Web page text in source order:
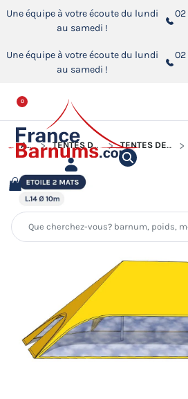
Une équipe à votre écoute du lundi
au samedi !
02
Une équipe à votre écoute du lundi
au samedi !
02
0
ACCUEIL TENTES DE RÉCEPTION - CHAPITEAUX TENTES DE RÉCEPTION - TENTES ÉTOILE